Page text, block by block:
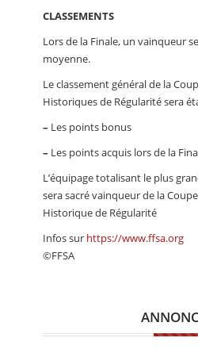
CLASSEMENTS
Lors de la Finale, un vainqueur
moyenne.
Le classement général de la
Historiques de Régularité sera
– Les points bonus
– Les points acquis lors de la
L’équipage totalisant le plus
sera sacré vainqueur de la
Historique de Régularité
Infos sur https://www.ffsa.org
©FFSA